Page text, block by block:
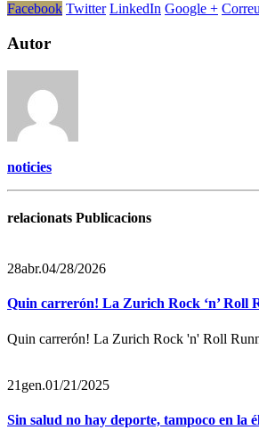
Facebook Twitter LinkedIn Google +
Autor
noticies
relacionats Publicacions
28abr.04/28/2026
Quin carrerón! La Zurich Rock ‘n’ Roll
Quin carrerón! La Zurich Rock 'n' Roll
21 gen.01/21/2025
Sin salud no hay deporte, tampoco en la